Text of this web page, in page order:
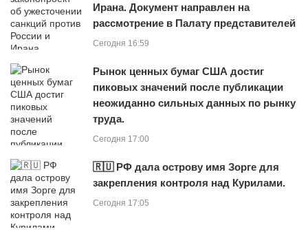
Ирана. Документ направлен на
рассмотрение в Палату представителей
Сегодня 16:59
Рынок ценных бумаг США достиг
пиковых значений после публикации
неожиданно сильных данных по рынку
труда.
Сегодня 17:00
🇷🇺 РФ дала острову имя Зорге для
закрепления контроля над Курилами.
Сегодня 17:05